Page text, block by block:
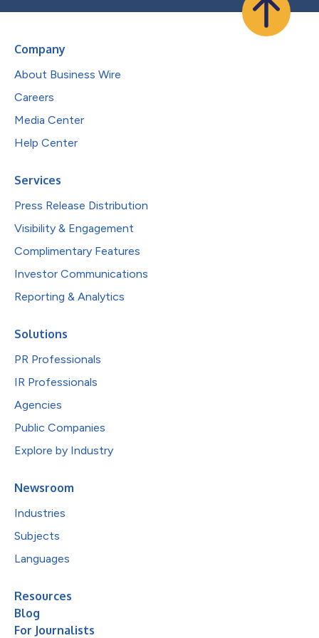
Company
About Business Wire
Careers
Media Center
Help Center
Services
Press Release Distribution
Visibility & Engagement
Complimentary Features
Investor Communications
Reporting & Analytics
Solutions
PR Professionals
IR Professionals
Agencies
Public Companies
Explore by Industry
Newsroom
Industries
Subjects
Languages
Resources
Blog
For Journalists